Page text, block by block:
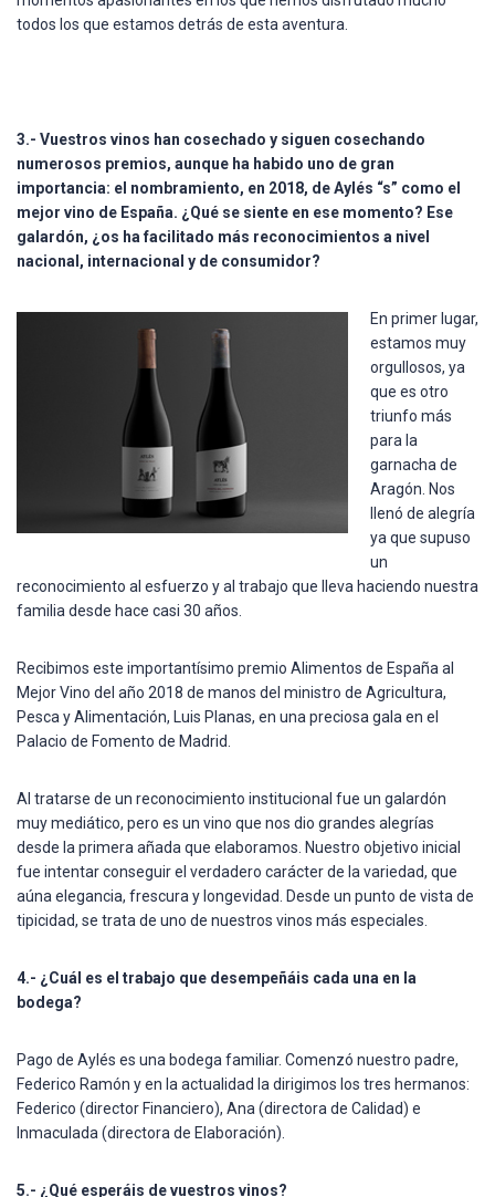
todos los que estamos detrás de esta aventura.
3.- Vuestros vinos han cosechado y siguen cosechando
numerosos premios, aunque ha habido uno de gran
importancia: el nombramiento, en 2018, de Aylés “s” como el
mejor vino de España. ¿Qué se siente en ese momento? Ese
galardón, ¿os ha facilitado más reconocimientos a nivel
nacional, internacional y de consumidor?
En primer lugar,
estamos muy
orgullosos, ya
que es otro
triunfo más
para la
garnacha de
Aragón. Nos
llenó de alegría
ya que supuso
un
reconocimiento al esfuerzo y al trabajo que lleva haciendo nuestra
familia desde hace casi 30 años.
Recibimos este importantísimo premio Alimentos de España al
Mejor Vino del año 2018 de manos del ministro de Agricultura,
Pesca y Alimentación, Luis Planas, en una preciosa gala en el
Palacio de Fomento de Madrid.
Al tratarse de un reconocimiento institucional fue un galardón
muy mediático, pero es un vino que nos dio grandes alegrías
desde la primera añada que elaboramos. Nuestro objetivo inicial
fue intentar conseguir el verdadero carácter de la variedad, que
aúna elegancia, frescura y longevidad. Desde un punto de vista de
tipicidad, se trata de uno de nuestros vinos más especiales.
4.- ¿Cuál es el trabajo que desempeñáis cada una en la
bodega?
Pago de Aylés es una bodega familiar. Comenzó nuestro padre,
Federico Ramón y en la actualidad la dirigimos los tres hermanos:
Federico (director Financiero), Ana (directora de Calidad) e
Inmaculada (directora de Elaboración).
5.- ¿Qué esperáis de vuestros vinos?